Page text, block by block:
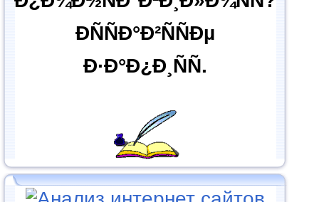
ÐÑÑÐ°Ð²ÑÑÐµ
Ð·Ð°Ð¿Ð¸ÑÑ.